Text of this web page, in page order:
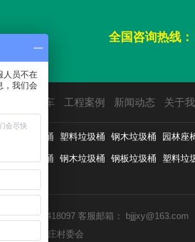
全国咨询热线：
保洁车 工程案例 新闻动态 关于
户外垃圾桶 塑料垃圾桶 钢木垃圾桶 园林座
新款垃圾桶 钢木垃圾桶 钢板垃圾桶 塑料垃
010-65418097 客服邮箱： bjjjxy@163.com
区长阳镇赵庄村委会
人员不在
，我们会